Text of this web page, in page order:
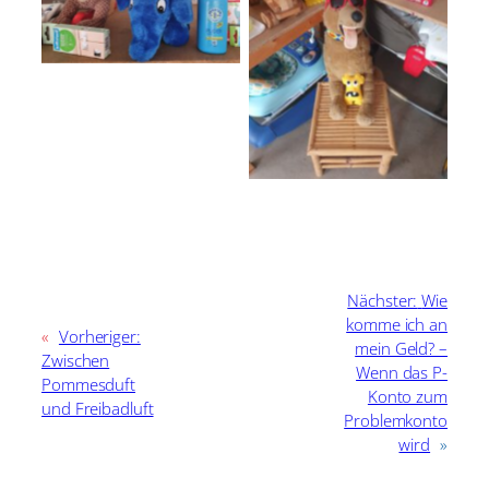
« Vorheriger:
Zwischen
Pommesduft
und Freibadluft
Nächster: Wie
komme ich an
mein Geld? –
Wenn das P-
Konto zum
Problemkonto
wird »